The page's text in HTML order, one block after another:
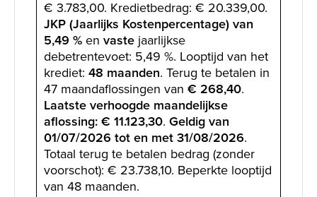
€ 3.783,00. Kredietbedrag: € 20.339,00.
JKP (Jaarlijks Kostenpercentage) van
5,49 %en vaste jaarlijkse
debetrentevoet: 5,49 %. Looptijd van het
krediet: 48 maanden. Terug te betalen in
47 maandaflossingen van € 268,40.
Laatste verhoogde maandelijkse
aflossing: € 11.123,30. Geldig van
01/07/2026 tot en met 31/08/2026.
Totaal terug te betalen bedrag (zonder
voorschot): € 23.738,10. Beperkte looptijd
van 48 maanden.